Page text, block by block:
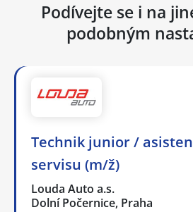
Podívejte se i na
podobným
Technik junior /
servisu (m/ž)
Louda Auto a.s.
Dolní Počernice, Praha